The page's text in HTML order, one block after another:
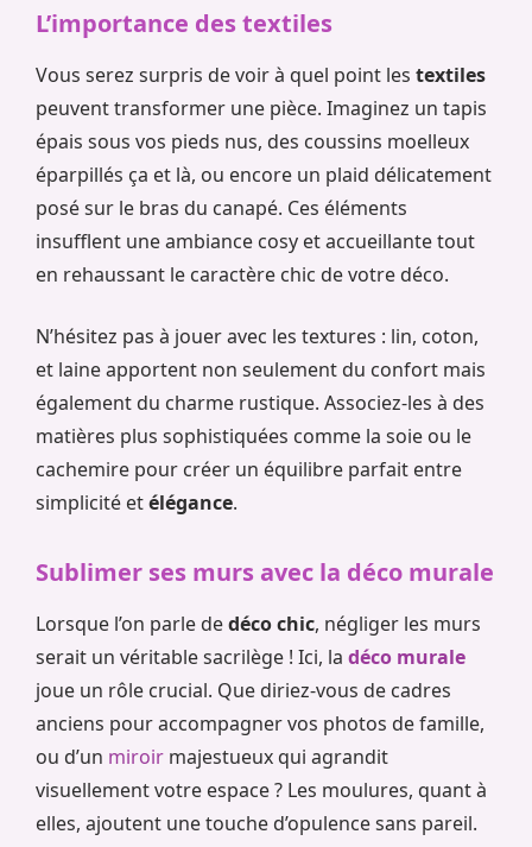
L’importance des textiles
Vous serez surpris de voir à quel point les textiles
peuvent transformer une pièce. Imaginez un tapis
épais sous vos pieds nus, des coussins moelleux
éparpillés ça et là, ou encore un plaid délicatement
posé sur le bras du canapé. Ces éléments
insufflent une ambiance cosy et accueillante tout
en rehaussant le caractère chic de votre déco.
N’hésitez pas à jouer avec les textures : lin, coton,
et laine apportent non seulement du confort mais
également du charme rustique. Associez-les à des
matières plus sophistiquées comme la soie ou le
cachemire pour créer un équilibre parfait entre
simplicité etélégance.
Sublimer ses murs avec la déco murale
Lorsque l’on parle dedéco chic, négliger les murs
serait un véritable sacrilège ! Ici, la déco murale
joue un rôle crucial. Que diriez-vous de cadres
anciens pour accompagner vos photos de famille,
ou d’un miroir majestueux qui agrandit
visuellement votre espace ? Les moulures, quant à
elles, ajoutent une touche d’opulence sans pareil.